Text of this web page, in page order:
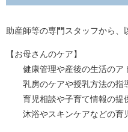
助産師等の専門スタッフから、
【お母さんのケア】
健康管理や産後の生活のア
乳房のケアや授乳方法の指
育児相談や子育て情報の提
沐浴やスキンケアなどの育